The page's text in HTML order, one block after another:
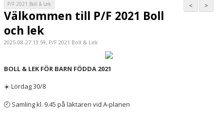
BILDGALLERI
DOKUMENT
>
<
P/F 2021 Boll & Lek
Välkommen till P/F 2021 Boll
och lek
2025-08-27 13:59, P/F 2021 Boll & Lek
BOLL & LEK FÖR BARN FÖDDA 2021
☀ ️ Lördag 30/8
🕘 Samling kl. 9.45 på läktaren vid A-planen